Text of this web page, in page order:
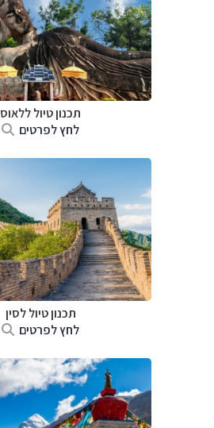
תכנון טיולללאוס
לחץ לפרטים
תכנון טיוללסין
לחץ לפרטים